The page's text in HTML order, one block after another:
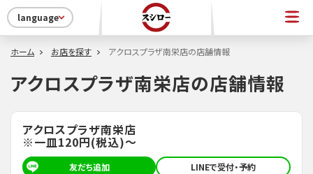
language
ホーム お店を探す アクロスプラザ南栄店の店舗情報
アクロスプラザ南栄店の店舗情報
アクロスプラザ南栄店
※一皿120円(税込)～
友だち追加 LINEで受付・予約